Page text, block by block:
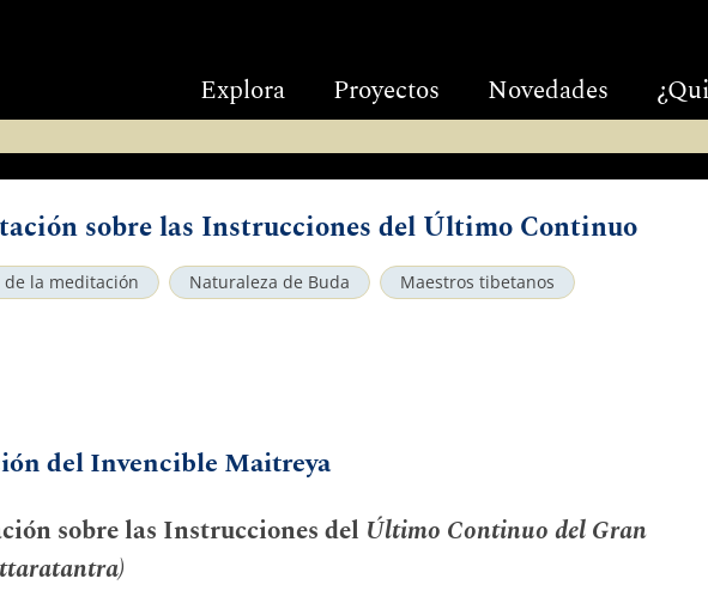
Explora Proyectos Novedades
sobre las Instrucciones del Último Continuo
de la meditación Naturaleza de Buda
Maestros tibetanos
del Invencible Maitreya
sobre las Instrucciones del Último Continuo del Gran